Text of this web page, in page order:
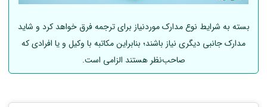
بسته به شرایط نوع مدارک موردنیاز برای ترجمه فرق خواهد کرد و شاید
مدارک جانبی دیگری نیاز باشند؛ بنابراین مکاتبه با وکیل و یا افرادی که
صاحب‌نظر هستند الزامی است.